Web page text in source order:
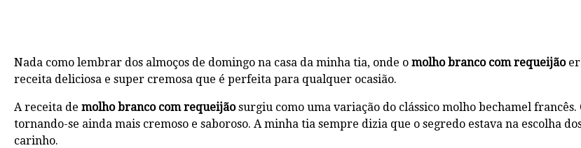
Nada como lembrar dos almoços de domingo na casa da minha tia, onde o molho branco com requeijão
receita deliciosa e super cremosa que é perfeita para qualquer ocasião.
A receita de molho branco com requeijãosurgiu como uma variação do clássico molho bechamel
tornando-se ainda mais cremoso e saboroso. A minha tia sempre dizia que o segredo estava na escolha
carinho.